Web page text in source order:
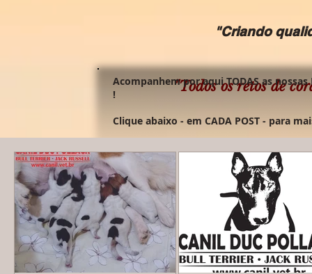
"Criando
"Todos os retos de
Acompanhem por aqui TODAS as
!
Clique abaixo - em CADA POST - para